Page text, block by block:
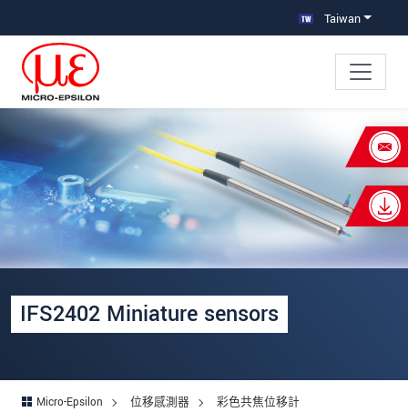
Taiwan
IFS2402 Miniature sensors
Micro-Epsilon 位移感測器
彩色共焦位移計
×
Your request for: IFS2402 微型感測器
姓名*
公司名稱*
連絡電話
留言*